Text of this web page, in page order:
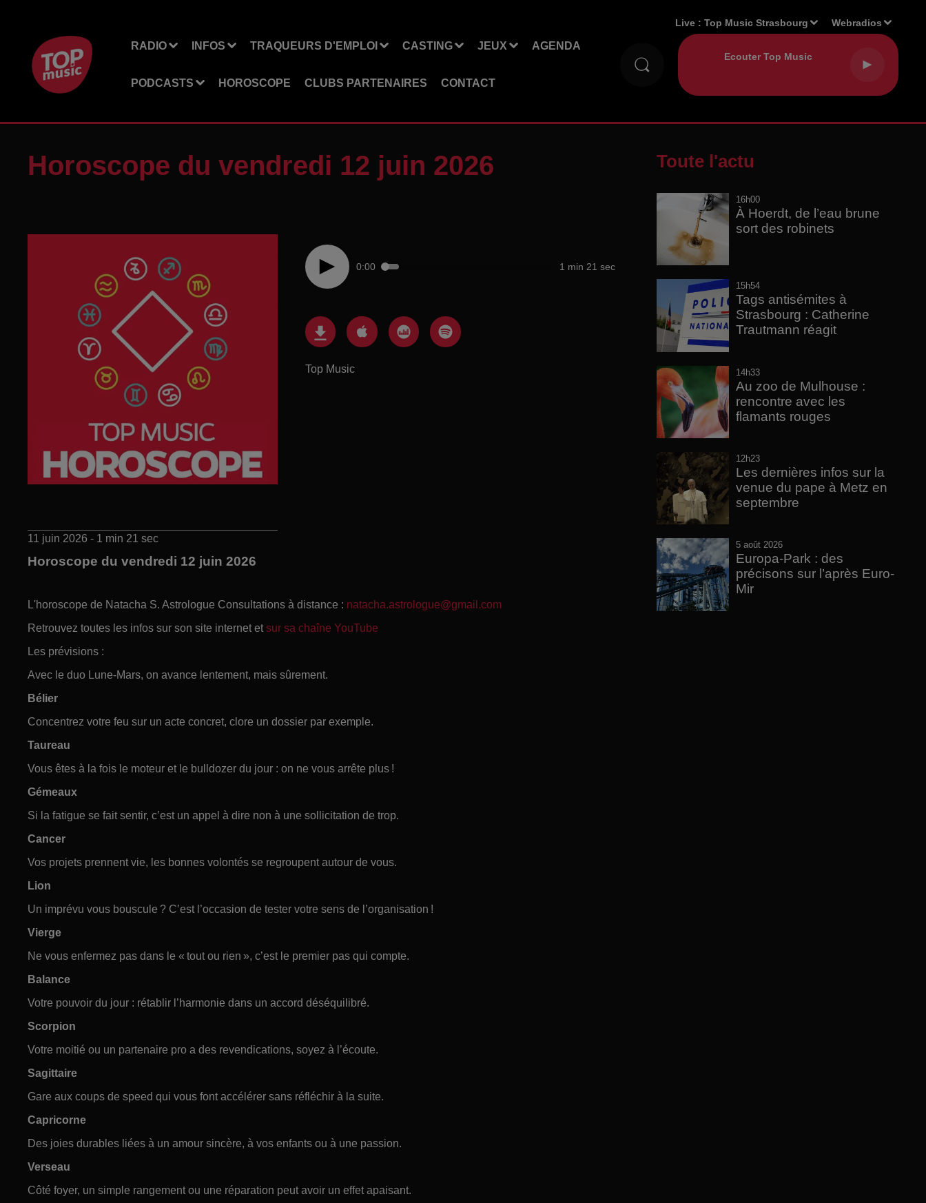
RADIO INFOS TRAQUEURS D'EMPLOI CASTING JEUX AGENDA
PODCASTS HOROSCOPE CLUBS PARTENAIRES CONTACT
Live :Top Music Strasbourg Webradios
Horoscope du vendredi 12 juin 2026
0:00 1 min 21 sec
Top Music
11 juin 2026 - 1 min 21 sec
Horoscope du vendredi 12 juin 2026
L'horoscope de Natacha S. Astrologue Consultations à distance : natacha.astrologue@gmail.com
Retrouvez toutes les infos sur son site internet et sur sa chaîne YouTube
Les prévisions :
Avec le duo Lune-Mars, on avance lentement, mais sûrement.
Bélier
Concentrez votre feu sur un acte concret, clore un dossier par exemple.
Taureau
Vous êtes à la fois le moteur et le bulldozer du jour : on ne vous arrête plus !
Gémeaux
Si la fatigue se fait sentir, c’est un appel à dire non à une sollicitation de trop.
Cancer
Vos projets prennent vie, les bonnes volontés se regroupent autour de vous.
Lion
Un imprévu vous bouscule ? C’est l’occasion de tester votre sens de l’organisation !
Vierge
Ne vous enfermez pas dans le « tout ou rien », c’est le premier pas qui compte.
Balance
Votre pouvoir du jour : rétablir l’harmonie dans un accord déséquilibré.
Scorpion
Votre moitié ou un partenaire pro a des revendications, soyez à l’écoute.
Sagittaire
Gare aux coups de speed qui vous font accélérer sans réfléchir à la suite.
Capricorne
Des joies durables liées à un amour sincère, à vos enfants ou à une passion.
Verseau
Côté foyer, un simple rangement ou une réparation peut avoir un effet apaisant.
Toute l'actu
16h00
À Hoerdt, de l’eau brune
sort des robinets
15h54
Tags antisémites à
Strasbourg : Catherine
Trautmann réagit
14h33
Au zoo de Mulhouse :
rencontre avec les
flamants rouges
12h23
Les dernières infos sur la
venue du pape à Metz en
septembre
5 août 2026
Europa-Park : des
précisons sur l’après Euro-
Mir